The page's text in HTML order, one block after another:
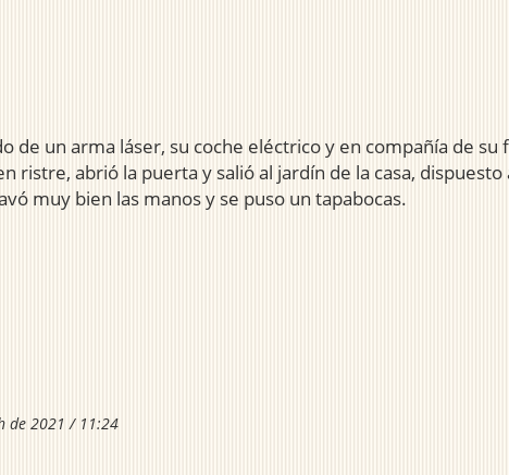
un arma láser, su coche eléctrico y en compañía de su
ristre, abrió la puerta y salió al jardín de la casa,
muy bien las manos y se puso un tapabocas.
de 2021 / 11:24